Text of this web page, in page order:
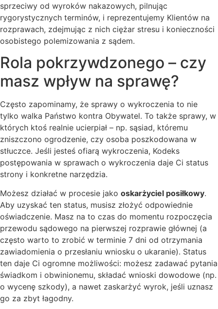
sprzeciwy od wyroków nakazowych, pilnując
rygorystycznych terminów, i reprezentujemy Klientów na
rozprawach, zdejmując z nich ciężar stresu i konieczności
osobistego polemizowania z sądem.
Rola pokrzywdzonego – czy
masz wpływ na sprawę?
Często zapominamy, że sprawy o wykroczenia to nie
tylko walka Państwo kontra Obywatel. To także sprawy, w
których ktoś realnie ucierpiał – np. sąsiad, któremu
zniszczono ogrodzenie, czy osoba poszkodowana w
stłuczce. Jeśli jesteś ofiarą wykroczenia, Kodeks
postępowania w sprawach o wykroczenia daje Ci status
strony i konkretne narzędzia.
Możesz działać w procesie jako oskarżyciel posiłkowy.
Aby uzyskać ten status, musisz złożyć odpowiednie
oświadczenie. Masz na to czas do momentu rozpoczęcia
przewodu sądowego na pierwszej rozprawie głównej (a
często warto to zrobić w terminie 7 dni od otrzymania
zawiadomienia o przesłaniu wniosku o ukaranie). Status
ten daje Ci ogromne możliwości: możesz zadawać pytania
świadkom i obwinionemu, składać wnioski dowodowe (np.
o wycenę szkody), a nawet zaskarżyć wyrok, jeśli uznasz
go za zbyt łagodny.